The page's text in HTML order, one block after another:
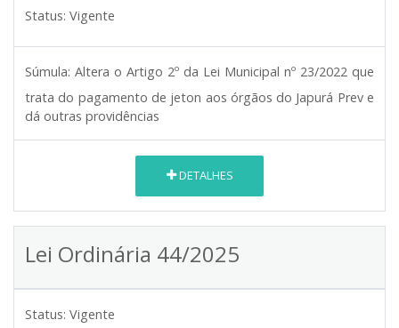
Status: Vigente
Súmula: Altera o Artigo 2º da Lei Municipal nº 23/2022 que
trata do pagamento de jeton aos órgãos do Japurá Prev e
dá outras providências
DETALHES
Lei Ordinária 44/2025
Status: Vigente